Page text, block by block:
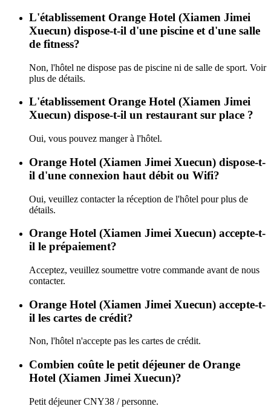
L'établissement Orange Hotel (Xiamen Jimei
Xuecun) dispose-t-il d'une piscine et d'une salle
de fitness?
Non, l'hôtel ne dispose pas de piscine ni de salle de sport. Voir
plus de détails.
L'établissement Orange Hotel (Xiamen Jimei
Xuecun) dispose-t-il un restaurant sur place ?
Oui, vous pouvez manger à l'hôtel.
Orange Hotel (Xiamen Jimei Xuecun) dispose-t-
il d'une connexion haut débit ou Wifi?
Oui, veuillez contacter la réception de l'hôtel pour plus de
détails.
Orange Hotel (Xiamen Jimei Xuecun) accepte-t-
il le prépaiement?
Acceptez, veuillez soumettre votre commande avant de nous
contacter.
Orange Hotel (Xiamen Jimei Xuecun) accepte-t-
il les cartes de crédit?
Non, l'hôtel n'accepte pas les cartes de crédit.
Combien coûte le petit déjeuner de Orange
Hotel (Xiamen Jimei Xuecun)?
Petit déjeuner CNY38 / personne.